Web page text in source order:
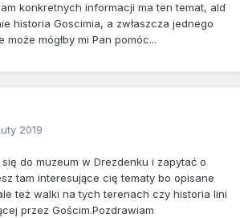
konkretnych informacji ma ten temat, ald
historia Goscimia, a zwłaszcza jednego
może mógłby mi Pan pomóc...
2019
do muzeum w Drezdenku i zapytać o
tam interesujące cię tematy bo opisane
też walki na tych terenach czy historia lini
przez Gościm.Pozdrawiam